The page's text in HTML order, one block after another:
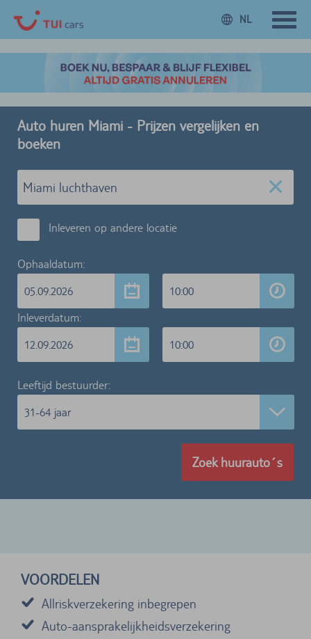
NL
Auto huren Miami - Prijzen vergelijken en
boeken
Inleveren op andere locatie
Ophaaldatum:
05.09.2026
10:00
Inleverdatum:
12.09.2026
10:00
Leeftijd bestuurder:
31-64 jaar
Zoek huurauto´s
VOORDELEN
Allriskverzekering inbegrepen
Auto-aansprakelijkheidsverzekering